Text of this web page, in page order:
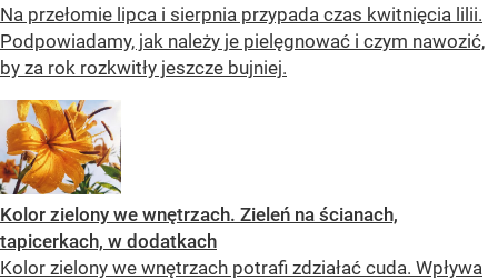
Na przełomie lipca i sierpnia przypada czas kwitnięcia lilii.
Podpowiadamy, jak należy je pielęgnować i czym nawozić,
by za rok rozkwitły jeszcze bujniej.
Kolor zielony we wnętrzach. Zieleń na ścianach,
tapicerkach, w dodatkach
Kolor zielony we wnętrzach potrafi zdziałać cuda. Wpływa